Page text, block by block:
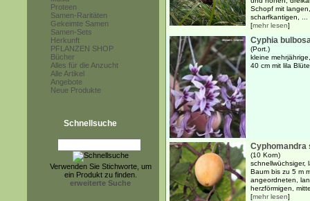
Proteen
Samen-Raritäten
Gekeimte Samen
Samen-Sets
Herkunft
PFLANZEN SHOP
Bücher
Alles für die Anzucht
Alle Artikel
Angebote
Neue Produkte
Schnellsuche
Verwenden Sie Stichworte, um
ein Produkt zu finden.
erweiterte Suche
Schopf mit
scharfkantigen, ...
[mehr lesen]
Cyphia
(Port.)
kleine
40 cm mit lila
Cyphomandra
(10 Korn)
schnellwüchsiger,
Baum bis zu 5 m
angeordneten,
herzförmigen,
[mehr lesen]